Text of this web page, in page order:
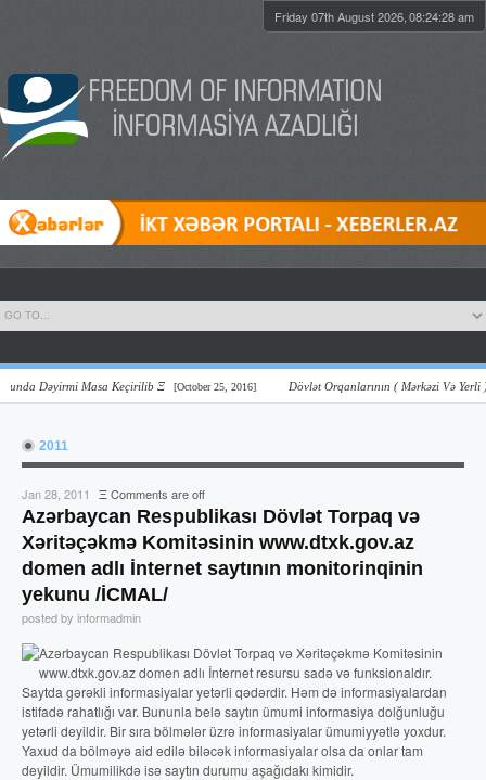
Friday 07th August 2026, 08:24:29 am
Dəyirmi Masa Keçirilib Ξ [October 25, 2016] Dövlət Orqanlarının ( Mərkəzi Və Yerli )
2011
Jan 28, 2011 ΞComments are off
Azərbaycan Respublikası Dövlət Torpaq və
Xəritəçəkmə Komitəsinin www.dtxk.gov.az
domen adlı İnternet saytının monitorinqinin
yekunu /İCMAL/
posted by informadmin
Azərbaycan Respublikası Dövlət Torpaq və Xəritəçəkmə Komitəsinin
www.dtxk.gov.az domen adlı İnternet resursu sadə və funksionaldır.
Saytda gərəkli informasiyalar yetərli qədərdir. Həm də informasiyalardan
istifadə rahatlığı var. Bununla belə saytın ümumi informasiya dolğunluğu
yetərli deyildir. Bir sıra bölmələr üzrə informasiyalar ümumiyyətlə yoxdur.
Yaxud da bölməyə aid edilə biləcək informasiyalar olsa da onlar tam
deyildir. Ümumilikdə isə saytın durumu aşağıdakı kimidir.